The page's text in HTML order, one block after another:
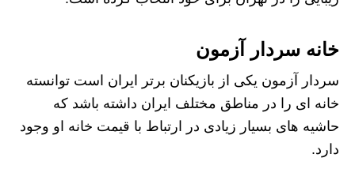
خانه سردار آزمون
سردار آزمون یکی از بازیکنان برتر ایران است توانسته
خانه ای را در مناطق مختلف ایران داشته باشد که
حاشیه‌ های بسیار زیادی در ارتباط با قیمت خانه او وجود
دارد.